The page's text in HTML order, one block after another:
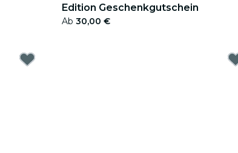
Edition Geschenkgutschein
Ab 30,00 €